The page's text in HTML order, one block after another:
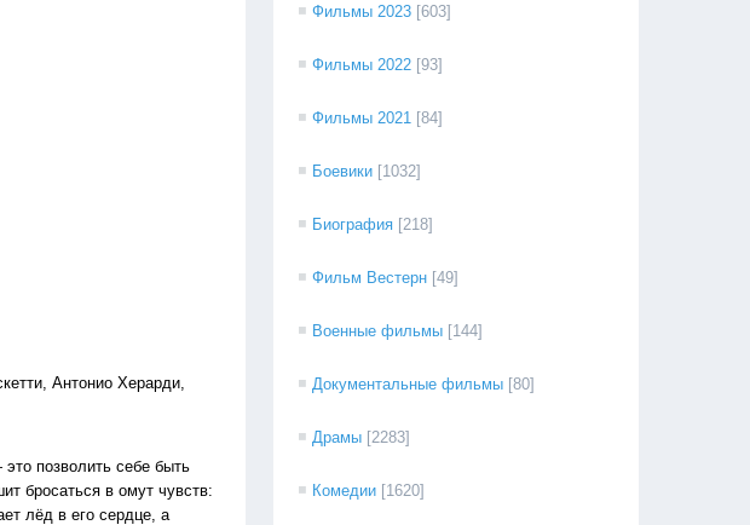
Антонио Херарди,
позволить себе быть
бросаться в омут чувств:
лёд в его сердце, а
Фильмы 2023 [603]
Фильмы 2022 [93]
Фильмы 2021 [84]
Боевики [1032]
Биография [218]
Фильм Вестерн [49]
Военные фильмы [144]
Документальные фильмы [80]
Драмы [2283]
Комедии [1620]